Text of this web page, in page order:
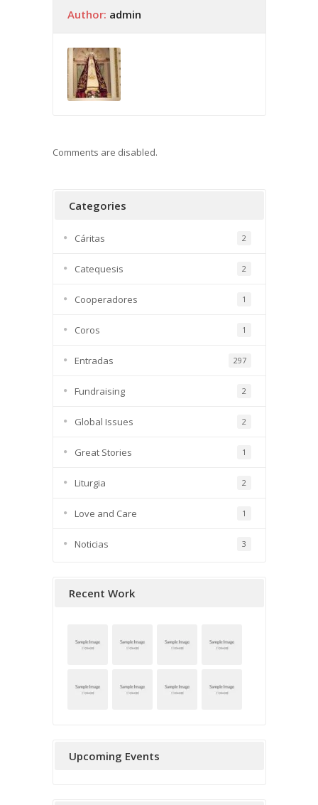
Author: admin
Comments are disabled.
Categories
Cáritas 2
Catequesis 2
Cooperadores 1
Coros 1
Entradas 297
Fundraising 2
Global Issues 2
Great Stories 1
Liturgia 2
Love and Care 1
Noticias 3
Recent Work
Upcoming Events